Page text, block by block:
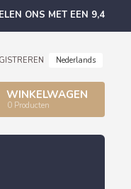
ONS MET EEN 9,4
Nederlands
WINKELWAGEN
0 Producten